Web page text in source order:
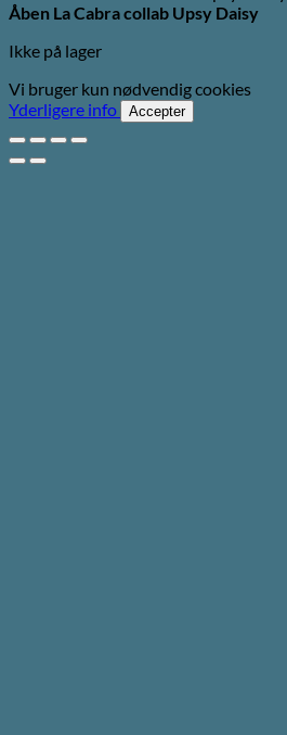
Åben La Cabra collab Upsy Daisy
Ikke på lager
Vi bruger kun nødvendig cookies
Yderligere info
Accepter